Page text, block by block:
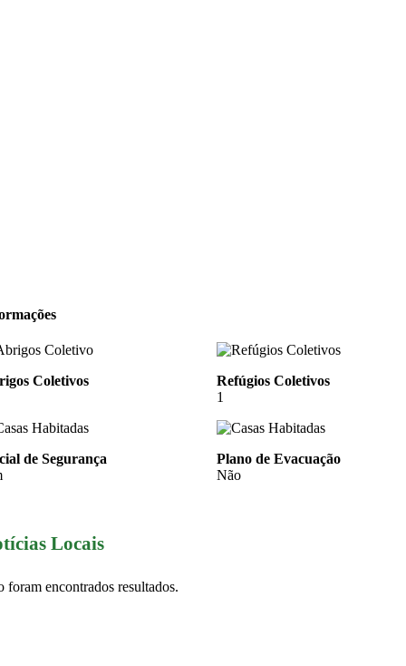
Coletivos
Refúgios Coletivos
1
de Segurança
Plano de Evacuação
Não
Locais
foram encontrados resultados.